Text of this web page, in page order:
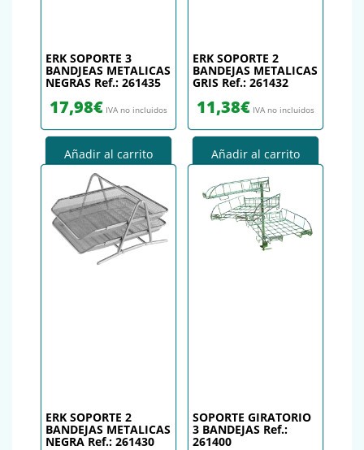
ERK SOPORTE 3
BANDJEAS METALICAS
NEGRAS Ref.: 261435
17,98€ IVA no incluidos
Añadir al carrito
ERK SOPORTE 2
BANDEJAS METALICAS
GRIS Ref.: 261432
11,38€ IVA no incluidos
Añadir al carrito
ERK SOPORTE 2
BANDEJAS METALICAS
NEGRA Ref.: 261430
SOPORTE GIRATORIO
3 BANDEJAS Ref.:
261400